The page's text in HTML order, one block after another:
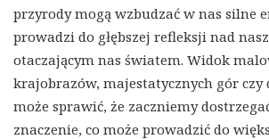
przyrody mogą wzbudzać w nas silne
prowadzi do głębszej refleksji nad
otaczającym nas światem. Widok
krajobrazów, majestatycznych gór
może sprawić, że zaczniemy
znaczenie, co może prowadzić do